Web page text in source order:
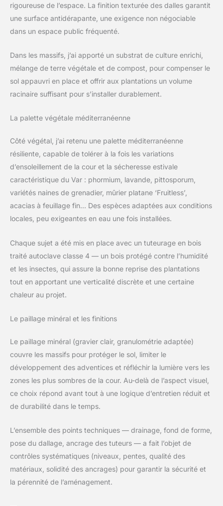
rigoureuse de l’espace. La finition texturée des dalles garantit
une surface antidérapante, une exigence non négociable
dans un espace public fréquenté.
Dans les massifs, j’ai apporté un substrat de culture enrichi,
mélange de terre végétale et de compost, pour compenser le
sol appauvri en place et offrir aux plantations un volume
racinaire suffisant pour s’installer durablement.
La palette végétale méditerranéenne
Côté végétal, j’ai retenu une palette méditerranéenne
résiliente, capable de tolérer à la fois les variations
d’ensoleillement de la cour et la sécheresse estivale
caractéristique du Var : phormium, lavande, pittosporum,
variétés naines de grenadier, mûrier platane ‘Fruitless’,
acacias à feuillage fin… Des espèces adaptées aux conditions
locales, peu exigeantes en eau une fois installées.
Chaque sujet a été mis en place avec un tuteurage en bois
traité autoclave classe 4 — un bois protégé contre l’humidité
et les insectes, qui assure la bonne reprise des plantations
tout en apportant une verticalité discrète et une certaine
chaleur au projet.
Le paillage minéral et les finitions
Le paillage minéral (gravier clair, granulométrie adaptée)
couvre les massifs pour protéger le sol, limiter le
développement des adventices et réfléchir la lumière vers les
zones les plus sombres de la cour. Au-delà de l’aspect visuel,
ce choix répond avant tout à une logique d’entretien réduit et
de durabilité dans le temps.
L’ensemble des points techniques — drainage, fond de forme,
pose du dallage, ancrage des tuteurs — a fait l’objet de
contrôles systématiques (niveaux, pentes, qualité des
matériaux, solidité des ancrages) pour garantir la sécurité et
la pérennité de l’aménagement.